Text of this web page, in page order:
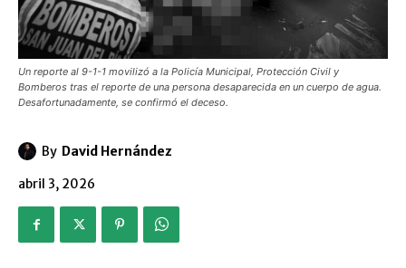
Un reporte al 9-1-1 movilizó a la Policía Municipal, Protección Civil y
Bomberos tras el reporte de una persona desaparecida en un cuerpo de agua.
Desafortunadamente, se confirmó el deceso.
By David Hernández
abril 3, 2026